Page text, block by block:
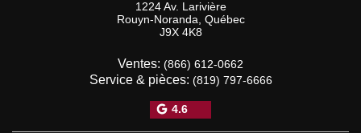
1224 Av. Larivière
Rouyn-Noranda Québec
J9X 4K8
Ventes: (866) 612-0662
Service & pièces: (819) 797-6666
4.6